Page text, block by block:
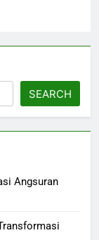
SEARCH
Angsuran